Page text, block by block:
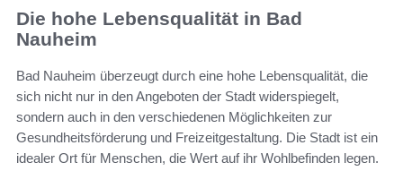
Die hohe Lebensqualität in Bad
Nauheim
Bad Nauheim überzeugt durch eine hohe Lebensqualität, die
sich nicht nur in den Angeboten der Stadt widerspiegelt,
sondern auch in den verschiedenen Möglichkeiten zur
Gesundheitsförderung und Freizeitgestaltung. Die Stadt ist ein
idealer Ort für Menschen, die Wert auf ihr Wohlbefinden legen.